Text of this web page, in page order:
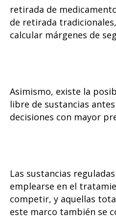
retirada de
de retirada
calcular márgenes de
Asimismo, existe la
libre de sustancias
decisiones con mayor
Las sustancias
emplearse en el
competir, y aquellas
este marco también se